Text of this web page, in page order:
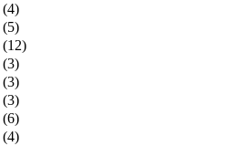
(4)
(5)
(12)
(3)
(3)
(3)
(6)
(4)